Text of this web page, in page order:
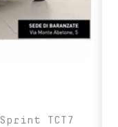
TCT7